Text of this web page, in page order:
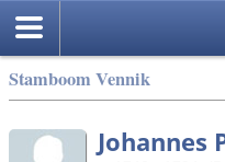
Stamboom Vennik
Johannes